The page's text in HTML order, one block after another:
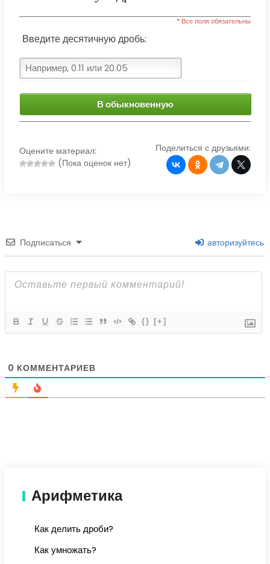
* Все поля обязательны
Введите десятичную дробь:
В обыкновенную
Оцените материал:
(Пока оценок нет)
Поделиться с друзьями:
Подписаться авторизуйтесь
{} [+]
0 КОММЕНТАРИЕВ
Арифметика
Как делить дроби?
Как умножать?